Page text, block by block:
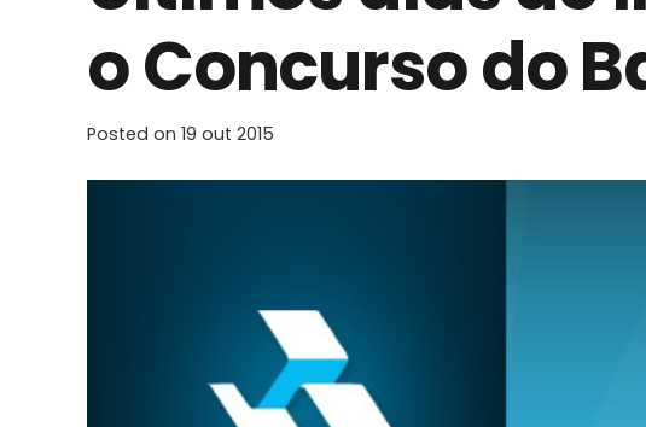
o Concurso do
Posted on 19 out 2015